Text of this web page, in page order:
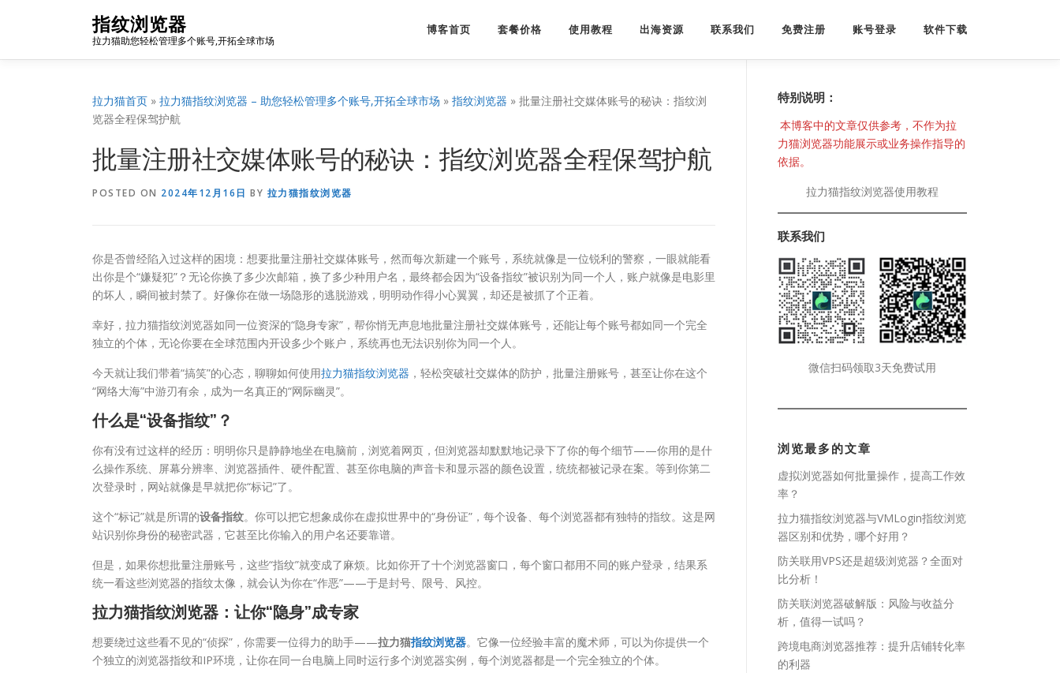
指纹浏览器
拉力猫助您轻松管理多个账号,开拓全球市场
博客首页 套餐价格 使用教程 出海资源 联系我们 免费注册 账号登录 软件下载
拉力猫首页 » 拉力猫指纹浏览器 – 助您轻松管理多个账号,开拓全球市场 » 指纹浏览器 » 批量注册社交媒体账号的秘诀：指纹浏
览器全程保驾护航
批量注册社交媒体账号的秘诀：指纹浏览器全程保驾护航
POSTED ON 2024年12月16日 BY 拉力猫指纹浏览器
你是否曾经陷入过这样的困境：想要批量注册社交媒体账号，然而每次新建一个账号，系统就像是一位锐利的警察，一眼就能看
出你是个“嫌疑犯”？无论你换了多少次邮箱，换了多少种用户名，最终都会因为“设备指纹”被识别为同一个人，账户就像是电影里
的坏人，瞬间被封禁了。好像你在做一场隐形的逃脱游戏，明明动作得小心翼翼，却还是被抓了个正着。
幸好，拉力猫指纹浏览器如同一位资深的“隐身专家”，帮你悄无声息地批量注册社交媒体账号，还能让每个账号都如同一个完全
独立的个体，无论你要在全球范围内开设多少个账户，系统再也无法识别你为同一个人。
今天就让我们带着“搞笑”的心态，聊聊如何使用拉力猫指纹浏览器 ，轻松突破社交媒体的防护，批量注册账号，甚至让你在这个
“网络大海”中游刃有余，成为一名真正的“网际幽灵”。
什么是“设备指纹”？
你有没有过这样的经历：明明你只是静静地坐在电脑前，浏览着网页，但浏览器却默默地记录下了你的每个细节——你用的是什
么操作系统、屏幕分辨率、浏览器插件、硬件配置、甚至你电脑的声音卡和显示器的颜色设置，统统都被记录在案。等到你第二
次登录时，网站就像是早就把你“标记”了。
这个“标记”就是所谓的设备指纹。你可以把它想象成你在虚拟世界中的“身份证”，每个设备、每个浏览器都有独特的指纹。这是网
站识别你身份的秘密武器，它甚至比你输入的用户名还要靠谱。
但是，如果你想批量注册账号，这些“指纹”就变成了麻烦。比如你开了十个浏览器窗口，每个窗口都用不同的账户登录，结果系
统一看这些浏览器的指纹太像，就会认为你在“作恶”——于是封号、限号、风控。
拉力猫指纹浏览器：让你“隐身”成专家
想要绕过这些看不见的“侦探”，你需要一位得力的助手——拉力猫指纹浏览器。它像一位经验丰富的魔术师，可以为你提供一个
个独立的浏览器指纹和IP环境，让你在同一台电脑上同时运行多个浏览器实例，每个浏览器都是一个完全独立的个体。
特别说明：
本博客中的文章仅供参考，不作为拉
力猫浏览器功能展示或业务操作指导的
依据。
拉力猫指纹浏览器使用教程
联系我们
微信扫码领取3天免费试用
浏览最多的文章
虚拟浏览器如何批量操作，提高工作效
率？
拉力猫指纹浏览器与VMLogin指纹浏览
器区别和优势，哪个好用？
防关联用VPS还是超级浏览器？全面对
比分析！
防关联浏览器破解版：风险与收益分
析，值得一试吗？
跨境电商浏览器推荐：提升店铺转化率
的利器